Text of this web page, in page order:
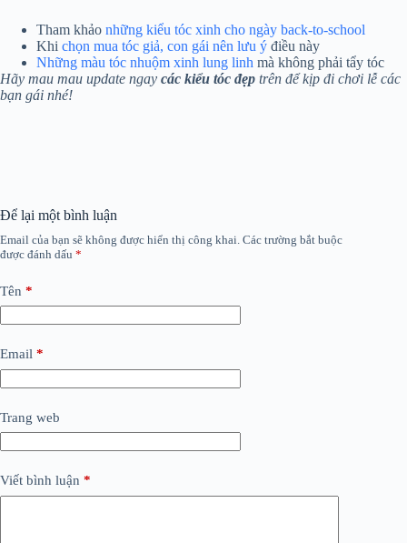
Tham khảo những kiểu tóc xinh cho ngày back-to-school
Khi chọn mua tóc giả, con gái nên lưu ý điều này
Những màu tóc nhuộm xinh lung linh mà không phải tẩy tóc
Hãy mau mau update ngay các kiểu tóc đẹp trên để kịp đi chơi lễ các
bạn gái nhé!
Để lại một bình luận
Email của bạn sẽ không được hiển thị công khai. Các trường bắt buộc
được đánh dấu *
Tên *
Email *
Trang web
Viết bình luận *